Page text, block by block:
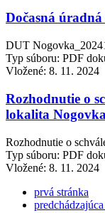
Dočasná
DUT
Typ súboru: PDF
Vložené: 8. 11. 2024
Rozhodnutie o
lokalita Nogovka
Rozhodnutie o
Typ súboru: PDF
Vložené: 8. 11. 2024
prvá stránka